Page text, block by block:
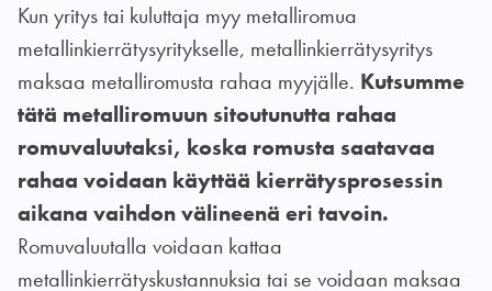
Kun yritys tai kuluttaja myy metalliromua
metallinkierrätysyritykselle, metallinkierrätysyritys
maksaa metalliromusta rahaa myyjälle. Kutsumme
tätä metalliromuun sitoutunutta rahaa
romuvaluutaksi, koska romusta saatavaa
rahaa voidaan käyttää kierrätysprosessin
aikana vaihdon välineenä eri tavoin.
Romuvaluutalla voidaan kattaa
metallinkierrätyskustannuksia tai se voidaan maksaa